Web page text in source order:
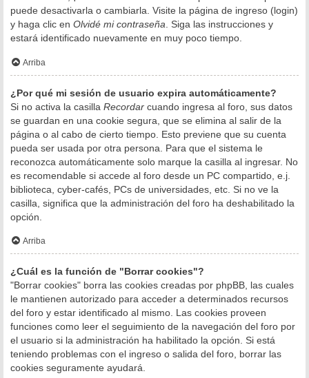
puede desactivarla o cambiarla. Visite la página de ingreso (login)
y haga clic en Olvidé mi contraseña. Siga las instrucciones y
estará identificado nuevamente en muy poco tiempo.
Arriba
¿Por qué mi sesión de usuario expira automáticamente?
Si no activa la casilla Recordar cuando ingresa al foro, sus datos
se guardan en una cookie segura, que se elimina al salir de la
página o al cabo de cierto tiempo. Esto previene que su cuenta
pueda ser usada por otra persona. Para que el sistema le
reconozca automáticamente solo marque la casilla al ingresar. No
es recomendable si accede al foro desde un PC compartido, e.j.
biblioteca, cyber-cafés, PCs de universidades, etc. Si no ve la
casilla, significa que la administración del foro ha deshabilitado la
opción.
Arriba
¿Cuál es la función de "Borrar cookies"?
"Borrar cookies" borra las cookies creadas por phpBB, las cuales
le mantienen autorizado para acceder a determinados recursos
del foro y estar identificado al mismo. Las cookies proveen
funciones como leer el seguimiento de la navegación del foro por
el usuario si la administración ha habilitado la opción. Si está
teniendo problemas con el ingreso o salida del foro, borrar las
cookies seguramente ayudará.